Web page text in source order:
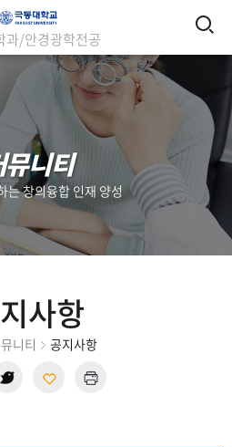
과/안경광학전공
검
뮤니티
는 창의융합 인재 양성
사항
니티 공지사항